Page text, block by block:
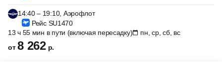
14:40 – 19:10, Аэрофлот
Рейс SU1470
13 ч 55 мин в пути (включая пересадку)
пн, ср, сб, вс
от8 262 р.